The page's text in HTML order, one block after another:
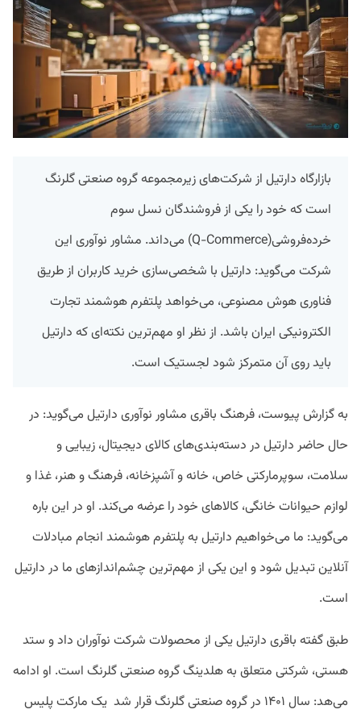
بازارگاه دارتیل از شرکت‌های زیرمجموعه گروه صنعتی گلرنگ
است که خود را یکی از فروشندگان نسل سوم
خرده‌فروشی(Q-Commerce) می‌داند. مشاور نوآوری این
شرکت می‌گوید: دارتیل با شخصی‌سازی خرید کاربران از طریق
فناوری هوش مصنوعی، می‌خواهد پلتفرم هوشمند تجارت
الکترونیکی ایران باشد. از نظر او مهم‌ترین نکته‌ای که دارتیل
باید روی آن متمرکز شود لجستیک است.
به گزارش پیوست، فرهنگ باقری مشاور نوآوری دارتیل می‌گوید: در
حال حاضر دارتیل در دسته‌بندی‌های کالای دیجیتال، زیبایی و
سلامت، سوپرمارکتی خاص، خانه و آشپزخانه، فرهنگ و هنر، غذا و
لوازم حیوانات خانگی، کالاهای خود را عرضه می‌کند. او در این باره
می‌گوید: ما می‌خواهیم دارتیل به پلتفرم هوشمند انجام مبادلات
آنلاین تبدیل شود و این یکی از مهم‌ترین چشم‌اندازهای ما در دارتیل
است.
طبق گفته باقری دارتیل یکی از محصولات شرکت نوآوران داد و ستد
هستی، شرکتی متعلق به هلدینگ گروه صنعتی گلرنگ است. او ادامه
می‌هد: سال ۱۴۰۱ در گروه صنعتی گلرنگ قرار شد یک مارکت پلیس